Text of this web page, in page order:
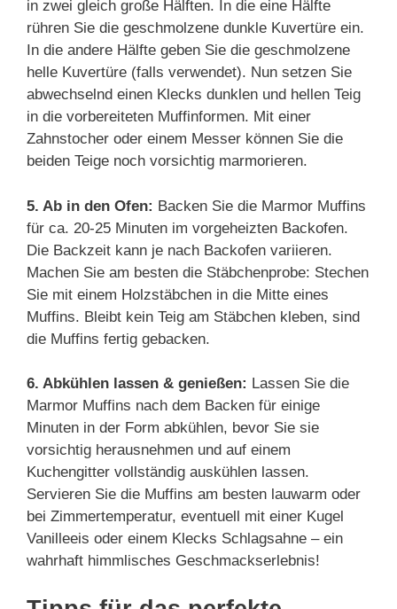
in zwei gleich große Hälften. In die eine Hälfte
rühren Sie die geschmolzene dunkle Kuvertüre ein.
In die andere Hälfte geben Sie die geschmolzene
helle Kuvertüre (falls verwendet). Nun setzen Sie
abwechselnd einen Klecks dunklen und hellen Teig
in die vorbereiteten Muffinformen. Mit einer
Zahnstocher oder einem Messer können Sie die
beiden Teige noch vorsichtig marmorieren.
5. Ab in den Ofen: Backen Sie die Marmor Muffins
für ca. 20-25 Minuten im vorgeheizten Backofen.
Die Backzeit kann je nach Backofen variieren.
Machen Sie am besten die Stäbchenprobe: Stechen
Sie mit einem Holzstäbchen in die Mitte eines
Muffins. Bleibt kein Teig am Stäbchen kleben, sind
die Muffins fertig gebacken.
6. Abkühlen lassen & genießen: Lassen Sie die
Marmor Muffins nach dem Backen für einige
Minuten in der Form abkühlen, bevor Sie sie
vorsichtig herausnehmen und auf einem
Kuchengitter vollständig auskühlen lassen.
Servieren Sie die Muffins am besten lauwarm oder
bei Zimmertemperatur, eventuell mit einer Kugel
Vanilleeis oder einem Klecks Schlagsahne – ein
wahrhaft himmlisches Geschmackserlebnis!